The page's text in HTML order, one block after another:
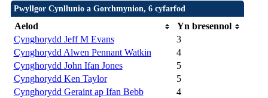
Pwyllgor Cynllunio a Gorchmynion, 6 cyfarfod
Aelod
Yn bresennol
Cynghorydd Jeff M Evans
3
Cynghorydd Alwen Pennant Watkin
4
Cynghorydd John Ifan Jones
5
Cynghorydd Ken Taylor
5
Cynghorydd Geraint ap Ifan Bebb
4